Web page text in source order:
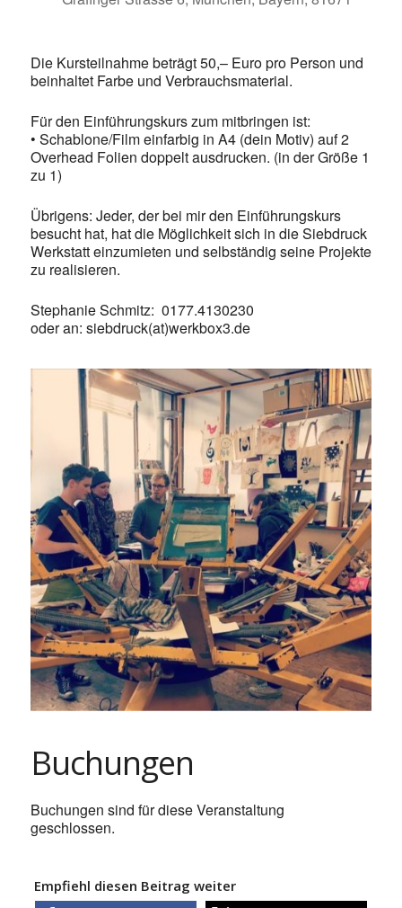
Die Kursteilnahme beträgt 50,– Euro pro Person und
beinhaltet Farbe und Verbrauchsmaterial.
Für den Einführungskurs zum mitbringen ist:
• Schablone/Film einfarbig in A4 (dein Motiv) auf 2
Overhead Folien doppelt ausdrucken. (in der Größe 1
zu 1)
Übrigens: Jeder, der bei mir den Einführungskurs
besucht hat, hat die Möglichkeit sich in die Siebdruck
Werkstatt einzumieten und selbständig seine Projekte
zu realisieren.
Stephanie Schmitz: 0177.4130230
oder an: siebdruck(at)werkbox3.de
Buchungen
Buchungen sind für diese Veranstaltung
geschlossen.
Empfiehl diesen Beitrag weiter